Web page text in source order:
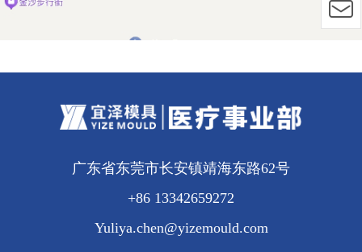
广东省东莞市长安镇靖海东路62号
+86 13342659272
Yuliya.chen@yizemould.com